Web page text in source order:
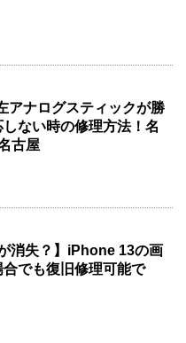
アナログスティックが勝
ない時の修理方法！名
古屋
消失？】iPhone 13の画
でも復旧修理可能で